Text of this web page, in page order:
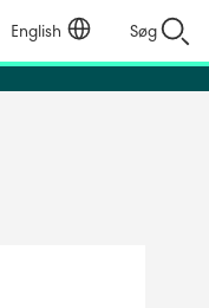
English Søg